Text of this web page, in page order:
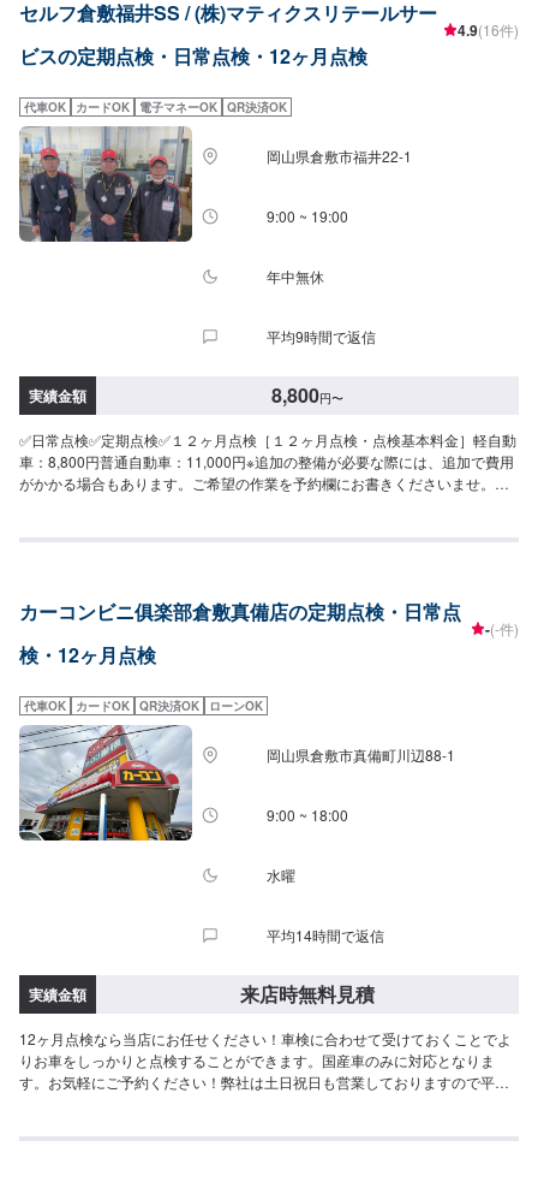
セルフ倉敷福井SS / (株)マティクスリテールサー
ビスの定期点検・日常点検・12ヶ月点検
4.9(16件)
代車OK カードOK 電子マネーOK QR決済OK
岡山県倉敷市福井22-1
9:00 ~ 19:00
年中無休
平均9時間で返信
実績金額 8,800円〜
✅日常点検✅定期点検✅１２ヶ月点検［１２ヶ月点検・点検基本料金］軽自動
車：8,800円普通自動車：11,000円※追加の整備が必要な際には、追加で費用
がかかる場合もあります。ご希望の作業を予約欄にお書きくださいませ。お
カーコンビニ俱楽部倉敷真備店の定期点検・日常点
検・12ヶ月点検
-(-件)
代車OK カードOK QR決済OK ローンOK
岡山県倉敷市真備町川辺88-1
9:00 ~ 18:00
水曜
平均14時間で返信
実績金額 来店時無料見積
12ヶ月点検なら当店にお任せください！車検に合わせて受けておくことでよ
りお車をしっかりと点検することができます。国産車のみに対応となりま
す。お気軽にご予約ください！弊社は土日祝日も営業しておりますので平日
故修理、鈑金塗装、車検、一般整備の作業を特に得意としていますのでお困